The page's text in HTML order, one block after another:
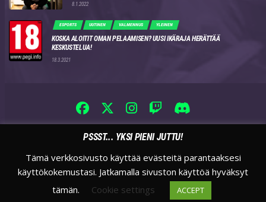
8.1.2022
ESPORTS UUTINEN VALMENNUS YLEINEN
KOSKA ALOITIT OMAN PELAAMISEN? UUSI IKÄRAJA HERÄTTÄÄ
KESKUSTELUA!
18.3.2021
PSSST... YKSI PIENI JUTTU!
Tämä verkkosivusto käyttää evästeitä parantaaksesi
käyttökokemustasi. Jatkamalla sivuston käyttöä hyväksyt
tämän.
Cookie settings ACCEPT